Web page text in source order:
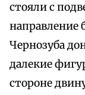
стояли с
направление
Чернозуба
далекие
стороне